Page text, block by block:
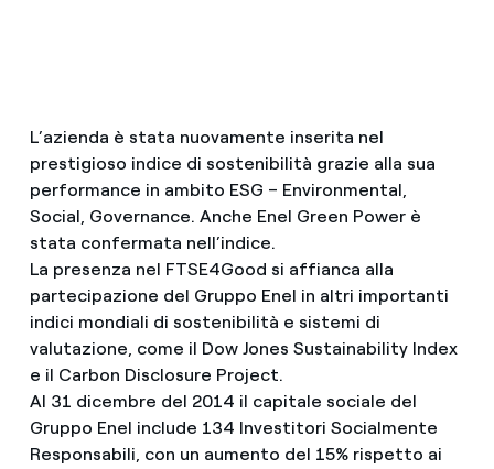
L’azienda è stata nuovamente inserita nel
prestigioso indice di sostenibilità grazie alla sua
performance in ambito ESG – Environmental,
Social, Governance. Anche Enel Green Power è
stata confermata nell’indice.
La presenza nel FTSE4Good si affianca alla
partecipazione del Gruppo Enel in altri importanti
indici mondiali di sostenibilità e sistemi di
valutazione, come il Dow Jones Sustainability Index
e il Carbon Disclosure Project.
Al 31 dicembre del 2014 il capitale sociale del
Gruppo Enel include 134 Investitori Socialmente
Responsabili, con un aumento del 15% rispetto ai